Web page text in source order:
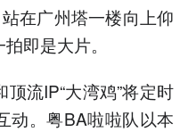
在广州塔一楼向上仰
即是大片。
顶流IP“大湾鸡”将定时
动。粤BA啦啦队以本